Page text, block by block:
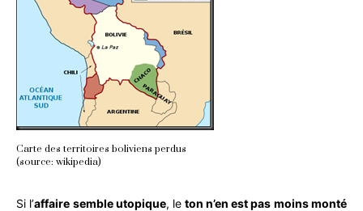
Carte des territoires boliviens perdus
(source: wikipedia)
Si l’affaire semble utopique, le ton n’en est pas moins monté